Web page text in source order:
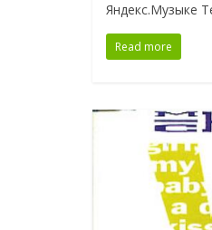
Яндекс.Музыке
Read more